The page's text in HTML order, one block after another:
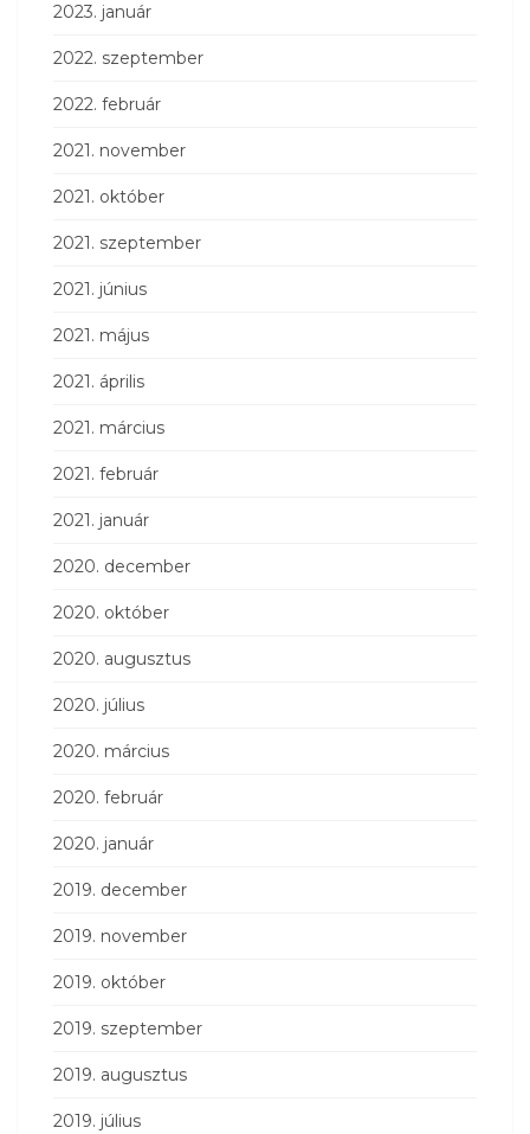
2023. január
2022. szeptember
2022. február
2021. november
2021. október
2021. szeptember
2021. június
2021. május
2021. április
2021. március
2021. február
2021. január
2020. december
2020. október
2020. augusztus
2020. július
2020. március
2020. február
2020. január
2019. december
2019. november
2019. október
2019. szeptember
2019. augusztus
2019. július